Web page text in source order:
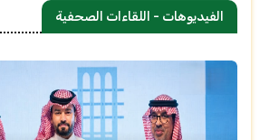
الفيديوهات - اللقاءات الصحفية